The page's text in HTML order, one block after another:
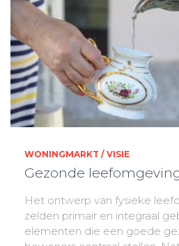
WONINGMARKT / VISIE
Gezonde
Het ontwerp van fysieke
zelden primair en integraal
elementen die een goede